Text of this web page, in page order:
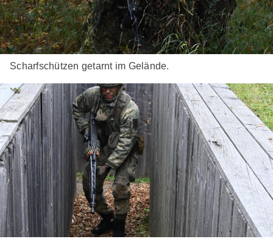
Scharfschützen getarnt im Gelände.